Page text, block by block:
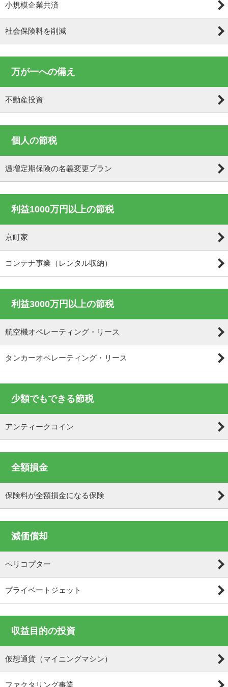
小規模企業共済
社会保険料を削減
万が一への備え
不動産投資
個人の節税
逓増定期保険の名義変更プラン
利益1000万円以上の節税
京町家
コンテナ事業（レンタル収納）
利益3000万円以上の節税
航空機オペレーティング・リース
タンカーオペレーティング・リース
少額でもできる節税
アンティークコイン
全額損金
保険料が全額損金になる保険
減価償却
ヘリコプター
プライベートジェット
収益目的の投資
仮想通貨（マイニングマシン）
ファクタリング事業